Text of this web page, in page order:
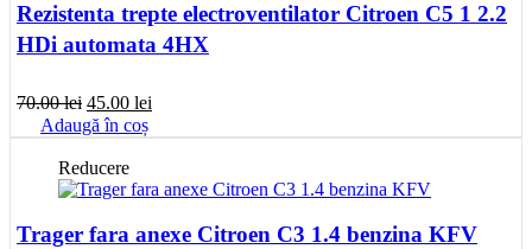
Rezistenta trepte electroventilator Citroen C5 1 2.2
HDi automata 4HX
70.00lei Prețul
inițial
a
fost:
70.00 lei.
45.00 lei
este:
Adaugă în coș
Reducere
Trager fara anexe Citroen C3 1.4 benzina KFV